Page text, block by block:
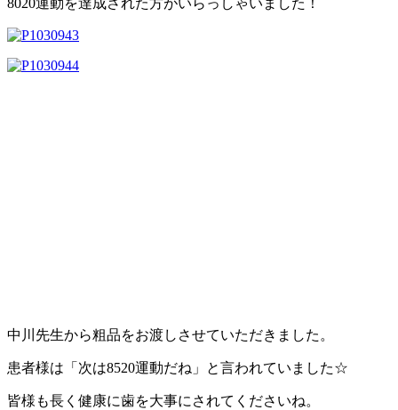
8020運動を達成された方がいらっしゃいました！
中川先生から粗品をお渡しさせていただきました。
患者様は「次は8520運動だね」と言われていました☆
皆様も長く健康に歯を大事にされてくださいね。